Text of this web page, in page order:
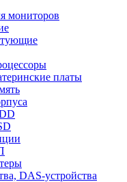
мониторов
платы
DAS-устройства